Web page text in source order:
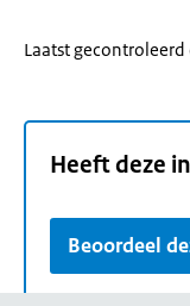
Laatst
Heeft deze
Beoordeel